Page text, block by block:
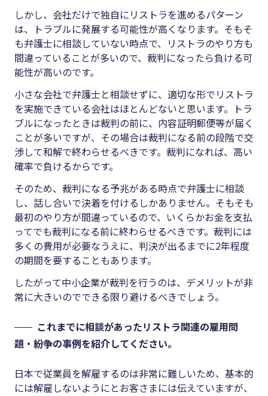
しかし、会社だけで独自にリストラを進めるパターン
は、トラブルに発展する可能性が高くなります。そもそ
も弁護士に相談していない時点で、リストラのやり方も
間違っていることが多いので、裁判になったら負ける可
能性が高いのです。
小さな会社で弁護士と相談せずに、適切な形でリストラ
を実施できている会社はほとんどないと思います。トラ
ブルになったときは裁判の前に、内容証明郵便等が届く
ことが多いですが、その場合は裁判になる前の段階で交
渉して和解で終わらせるべきです。裁判になれば、高い
確率で負けるからです。
そのため、裁判になる予兆がある時点で弁護士に相談
し、話し合いで決着を付けるしかありません。そもそも
最初のやり方が間違っているので、いくらかお金を支払
ってでも裁判になる前に終わらせるべきです。裁判には
多くの費用が必要なうえに、判決が出るまでに2年程度
の期間を要することもあります。
したがって中小企業が裁判を行うのは、デメリットが非
常に大きいのでできる限り避けるべきでしょう。
これまでに相談があったリストラ関連の雇用問
題・紛争の事例を紹介してください。
日本で従業員を解雇するのは非常に難しいため、基本的
には解雇しないようにとお客さまには伝えていますが、